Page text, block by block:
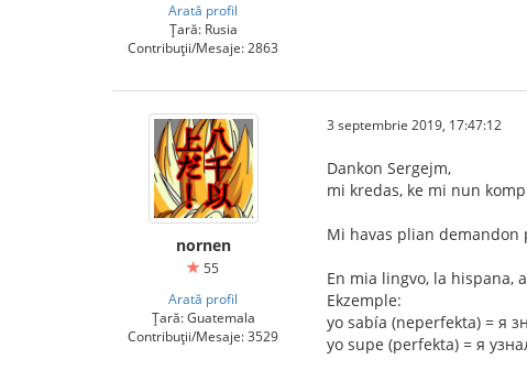
Arată profil
Țară: Rusia
Contribuții/Mesaje: 2863
nornen
55
Arată profil
Țară: Guatemala
Contribuții/Mesaje: 3529
3 septembrie 2019, 17:47:12
Dankon Sergejm,
mi kredas, ke mi nun
Mi havas plian demandon
En mia lingvo, la hispana,
Ekzemple:
yo sabía (neperfekta) = я
yo supe (perfekta) = я